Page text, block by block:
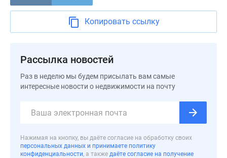
новостроек
Москвы
Подмосковья
Студии
комнатные
комнатные
комнатные
Квартиры
Копировать ссылку
Рассылка новостей
Раз в неделю мы будем присылать вам самые
интересные новости о недвижимости на почту
Нажимая на кнопку, вы даёте согласие на обработку своих
персональных данных и принимаете политику
конфиденциальности, а также даёте согласие на получение